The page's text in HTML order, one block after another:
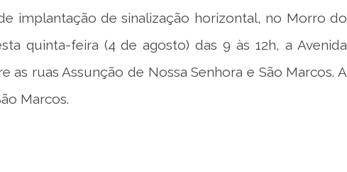
implantação de sinalização horizontal, no Morro do
quinta-feira (4 de agosto) das 9 às 12h, a Avenida
as ruas Assunção de Nossa Senhora e São Marcos. A
Marcos.